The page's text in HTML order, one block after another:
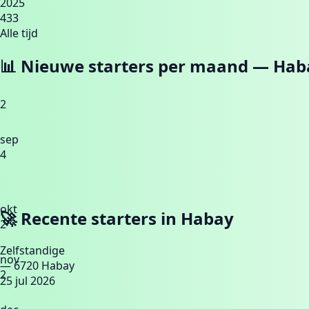
433
Alle tijd
📊 Nieuwe starters per maand —
2
sep
4
okt
2
nov
2
🚀 Recente starters in Habay
Zelfstandige
— 6720 Habay
25 jul 2026